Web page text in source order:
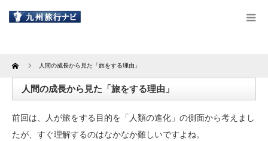
Home 人間の成長から見た「旅をする理由」
人間の成長から見た「旅をする理由」
前回は、人が旅をする目的を「人類の進化」の側面から考えまし
たが、すぐ理解するのはなかなか難しいですよね。